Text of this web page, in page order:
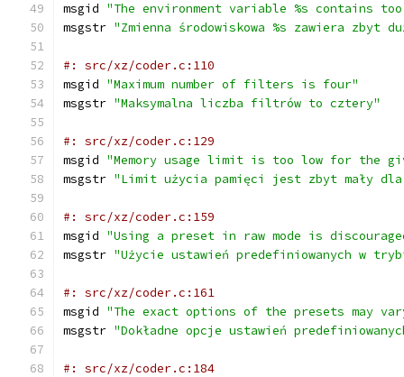
msgid "The environment variable %s contains too
msgstr "Zmienna środowiskowa %s zawiera zbyt
#: src/xz/coder.c:110
msgid "Maximum number of filters is four"
msgstr "Maksymalna liczba filtrów to cztery"
#: src/xz/coder.c:129
msgid "Memory usage limit is too low for the
msgstr "Limit użycia pamięci jest zbyt mały
#: src/xz/coder.c:159
msgid "Using a preset in raw mode is
msgstr "Użycie ustawień predefiniowanych w
#: src/xz/coder.c:161
msgid "The exact options of the presets may
msgstr "Dokładne opcje ustawień
#: src/xz/coder.c:184